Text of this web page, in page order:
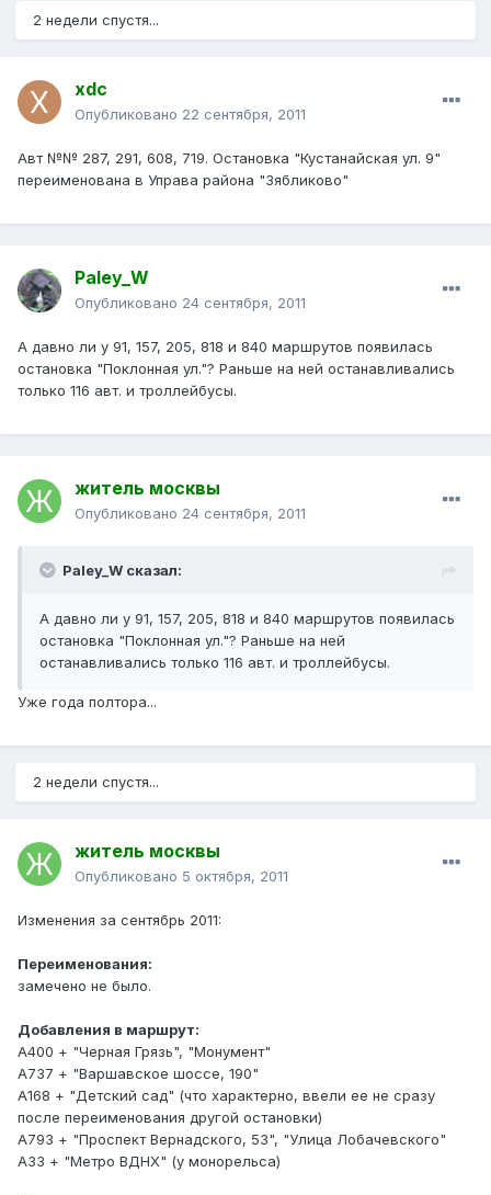
2 недели спустя...
xdc
Опубликовано 22 сентября, 2011
Авт №№ 287, 291, 608, 719. Остановка "Кустанайская ул. 9"
переименована в Управа района "Зябликово"
Paley_W
Опубликовано 24 сентября, 2011
А давно ли у 91, 157, 205, 818 и 840 маршрутов появилась
остановка "Поклонная ул."? Раньше на ней останавливались
только 116 авт. и троллейбусы.
житель москвы
Опубликовано 24 сентября, 2011
Paley_W сказал:
А давно ли у 91, 157, 205, 818 и 840 маршрутов появилась
остановка "Поклонная ул."? Раньше на ней
останавливались только 116 авт. и троллейбусы.
Уже года полтора...
2 недели спустя...
житель москвы
Опубликовано 5 октября, 2011
Изменения за сентябрь 2011:
Переименования:
замечено не было.
Добавления в маршрут:
А400 + "Черная Грязь", "Монумент"
А737 + "Варшавское шоссе, 190"
А168 + "Детский сад" (что характерно, ввели ее не сразу
после переименования другой остановки)
А793 + "Проспект Вернадского, 53", "Улица Лобачевского"
А33 + "Метро ВДНХ" (у монорельса)